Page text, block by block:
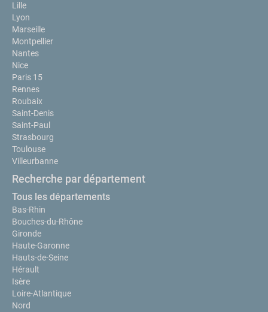
Lille
Lyon
Marseille
Montpellier
Nantes
Nice
Paris 15
Rennes
Roubaix
Saint-Denis
Saint-Paul
Strasbourg
Toulouse
Villeurbanne
Recherche par département
Tous les départements
Bas-Rhin
Bouches-du-Rhône
Gironde
Haute-Garonne
Hauts-de-Seine
Hérault
Isère
Loire-Atlantique
Nord